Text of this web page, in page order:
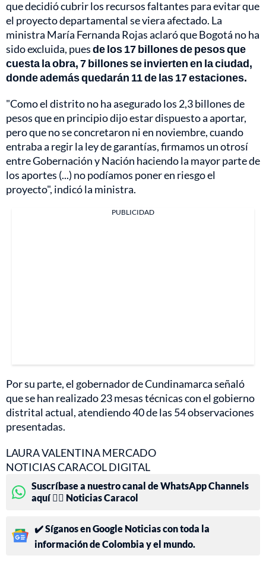
que decidió cubrir los recursos faltantes para evitar que
el proyecto departamental se viera afectado. La
ministra María Fernanda Rojas aclaró que Bogotá no ha
sido excluida, puesde los 17 billones de pesos que
cuesta la obra, 7 billones se invierten en la ciudad,
donde además quedarán 11 de las 17 estaciones.
"Como el distrito no ha asegurado los 2,3 billones de
pesos que en principio dijo estar dispuesto a aportar,
pero que no se concretaron ni en noviembre, cuando
entraba a regir la ley de garantías, firmamos un otrosí
entre Gobernación y Nación haciendo la mayor parte de
los aportes (...) no podíamos poner en riesgo el
proyecto", indicó la ministra.
PUBLICIDAD
Por su parte, el gobernador de Cundinamarca señaló
que se han realizado 23 mesas técnicas con el gobierno
distrital actual, atendiendo 40 de las 54 observaciones
presentadas.
LAURA VALENTINA MERCADO
NOTICIAS CARACOL DIGITAL
Suscríbase a nuestro canal de WhatsApp Channels
aquí 👉🏻 Noticias Caracol
✔️ Síganos en Google Noticias con toda la
información de Colombia y el mundo.